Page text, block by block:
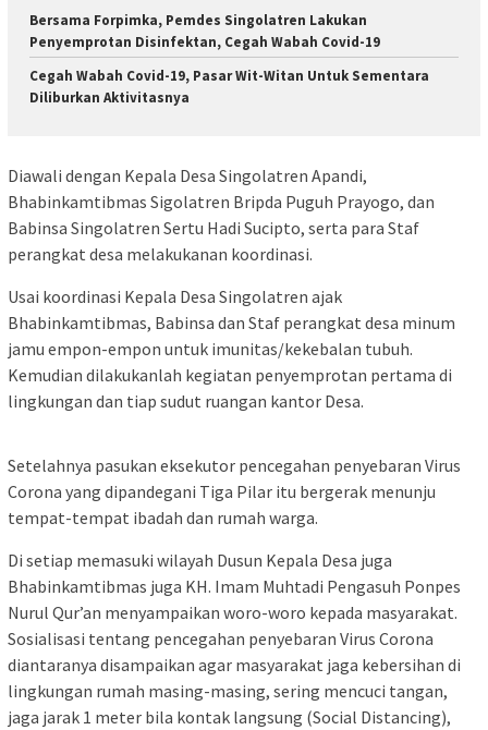
Bersama Forpimka, Pemdes Singolatren Lakukan
Penyemprotan Disinfektan, Cegah Wabah Covid-19
Cegah Wabah Covid-19, Pasar Wit-Witan Untuk Sementara
Diliburkan Aktivitasnya
Diawali dengan Kepala Desa Singolatren Apandi,
Bhabinkamtibmas Sigolatren Bripda Puguh Prayogo, dan
Babinsa Singolatren Sertu Hadi Sucipto, serta para Staf
perangkat desa melakukanan koordinasi.
Usai koordinasi Kepala Desa Singolatren ajak
Bhabinkamtibmas, Babinsa dan Staf perangkat desa minum
jamu empon-empon untuk imunitas/kekebalan tubuh.
Kemudian dilakukanlah kegiatan penyemprotan pertama di
lingkungan dan tiap sudut ruangan kantor Desa.
Setelahnya pasukan eksekutor pencegahan penyebaran Virus
Corona yang dipandegani Tiga Pilar itu bergerak menunju
tempat-tempat ibadah dan rumah warga.
Di setiap memasuki wilayah Dusun Kepala Desa juga
Bhabinkamtibmas juga KH. Imam Muhtadi Pengasuh Ponpes
Nurul Qur’an menyampaikan woro-woro kepada masyarakat.
Sosialisasi tentang pencegahan penyebaran Virus Corona
diantaranya disampaikan agar masyarakat jaga kebersihan di
lingkungan rumah masing-masing, sering mencuci tangan,
jaga jarak 1 meter bila kontak langsung (Social Distancing),